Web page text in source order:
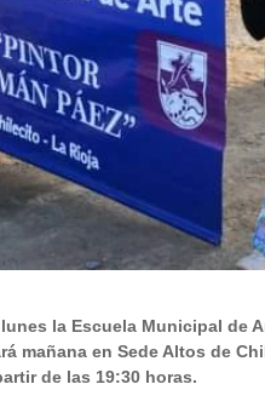
la Escuela Municipal de
mañana en Sede Altos de
de las 19:30 horas.